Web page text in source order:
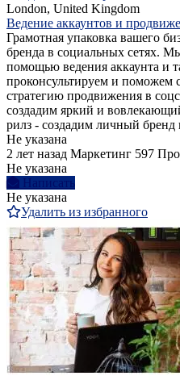
London, United Kingdom
Ведение аккаунтов и
Грамотная упаковка вашего
бренда в социальных сетях.
помощью ведения аккаунта и
проконсультируем и поможем
стратегию продвижения в
создадим яркий и
рилз - создадим личный бренд
Не указана
2 лет назад Маркетинг 597
Не указана
Написать
Не указана
Удалить из избранного